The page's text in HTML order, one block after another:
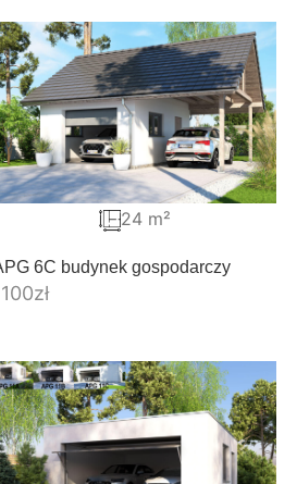
6C budynek gospodarczy
zł
24 m²